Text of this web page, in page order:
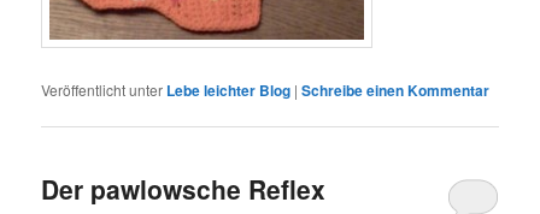
Veröffentlicht unter Lebe leichter Blog |Schreibe einen Kommentar
Der pawlowsche Reflex